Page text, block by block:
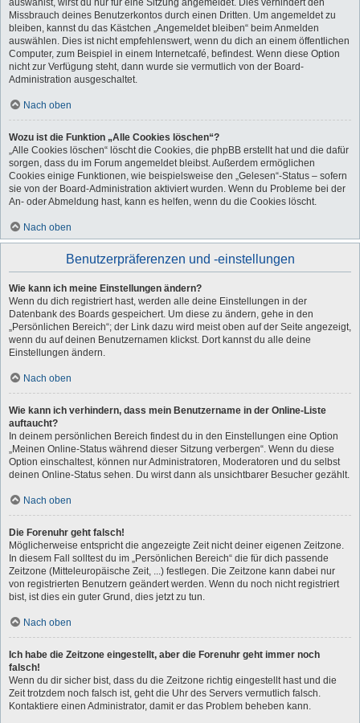
auswählst, wirst du nur für eine Sitzung angemeldet. Dies verhindert den
Missbrauch deines Benutzerkontos durch einen Dritten. Um angemeldet zu
bleiben, kannst du das Kästchen „Angemeldet bleiben“ beim Anmelden
auswählen. Dies ist nicht empfehlenswert, wenn du dich an einem öffentlichen
Computer, zum Beispiel in einem Internetcafé, befindest. Wenn diese Option
nicht zur Verfügung steht, dann wurde sie vermutlich von der Board-
Administration ausgeschaltet.
Nach oben
Wozu ist die Funktion „Alle Cookies löschen“?
„Alle Cookies löschen“ löscht die Cookies, die phpBB erstellt hat und die dafür
sorgen, dass du im Forum angemeldet bleibst. Außerdem ermöglichen
Cookies einige Funktionen, wie beispielsweise den „Gelesen“-Status – sofern
sie von der Board-Administration aktiviert wurden. Wenn du Probleme bei der
An- oder Abmeldung hast, kann es helfen, wenn du die Cookies löscht.
Nach oben
Benutzerpräferenzen und -einstellungen
Wie kann ich meine Einstellungen ändern?
Wenn du dich registriert hast, werden alle deine Einstellungen in der
Datenbank des Boards gespeichert. Um diese zu ändern, gehe in den
„Persönlichen Bereich“; der Link dazu wird meist oben auf der Seite angezeigt,
wenn du auf deinen Benutzernamen klickst. Dort kannst du alle deine
Einstellungen ändern.
Nach oben
Wie kann ich verhindern, dass mein Benutzername in der Online-Liste
auftaucht?
In deinem persönlichen Bereich findest du in den Einstellungen eine Option
„Meinen Online-Status während dieser Sitzung verbergen“. Wenn du diese
Option einschaltest, können nur Administratoren, Moderatoren und du selbst
deinen Online-Status sehen. Du wirst dann als unsichtbarer Besucher gezählt.
Nach oben
Die Forenuhr geht falsch!
Möglicherweise entspricht die angezeigte Zeit nicht deiner eigenen Zeitzone.
In diesem Fall solltest du im „Persönlichen Bereich“ die für dich passende
Zeitzone (Mitteleuropäische Zeit, ...) festlegen. Die Zeitzone kann dabei nur
von registrierten Benutzern geändert werden. Wenn du noch nicht registriert
bist, ist dies ein guter Grund, dies jetzt zu tun.
Nach oben
Ich habe die Zeitzone eingestellt, aber die Forenuhr geht immer noch
falsch!
Wenn du dir sicher bist, dass du die Zeitzone richtig eingestellt hast und die
Zeit trotzdem noch falsch ist, geht die Uhr des Servers vermutlich falsch.
Kontaktiere einen Administrator, damit er das Problem beheben kann.